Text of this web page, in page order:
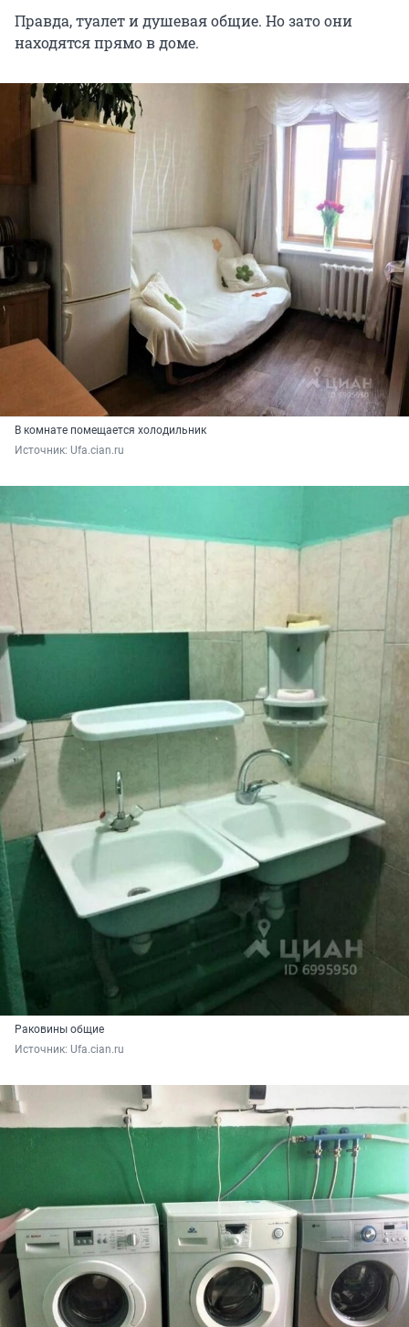
Правда, туалет и душевая общие. Но зато они
находятся прямо в доме.
В комнате помещается холодильник
Источник: Ufa.cian.ru
Раковины общие
Источник: Ufa.cian.ru